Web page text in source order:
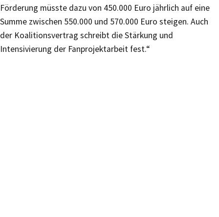
Förderung müsste dazu von 450.000 Euro jährlich auf eine
Summe zwischen 550.000 und 570.000 Euro steigen. Auch
der Koalitionsvertrag schreibt die Stärkung und
Intensivierung der Fanprojektarbeit fest.“